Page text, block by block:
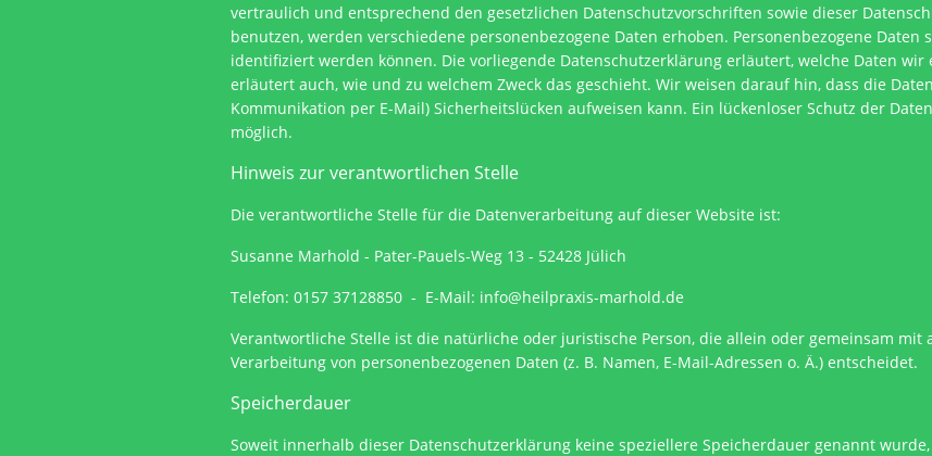
vertraulich und entsprechend den gesetzlichen Datenschutzvorschriften sowie dieser
benutzen, werden verschiedene personenbezogene Daten erhoben. Personenbezogene Daten
identifiziert werden können. Die vorliegende Datenschutzerklärung erläutert, welche Daten
erläutert auch, wie und zu welchem Zweck das geschieht. Wir weisen darauf hin, dass die
Kommunikation per E-Mail) Sicherheitslücken aufweisen kann. Ein lückenloser Schutz der
möglich.
Hinweis zur verantwortlichen Stelle
Die verantwortliche Stelle für die Datenverarbeitung auf dieser Website ist:
Susanne Marhold - Pater-Pauels-Weg 13 - 52428 Jülich
Telefon: 0157 37128850 - E-Mail: info@heilpraxis-marhold.de
Verantwortliche Stelle ist die natürliche oder juristische Person, die allein oder gemeinsam
Verarbeitung von personenbezogenen Daten (z. B. Namen, E-Mail-Adressen o. Ä.) entscheidet.
Speicherdauer
Soweit innerhalb dieser Datenschutzerklärung keine speziellere Speicherdauer genannt